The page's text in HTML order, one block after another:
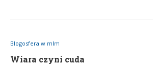
Blogosfera w mlm
Wiara czyni cuda